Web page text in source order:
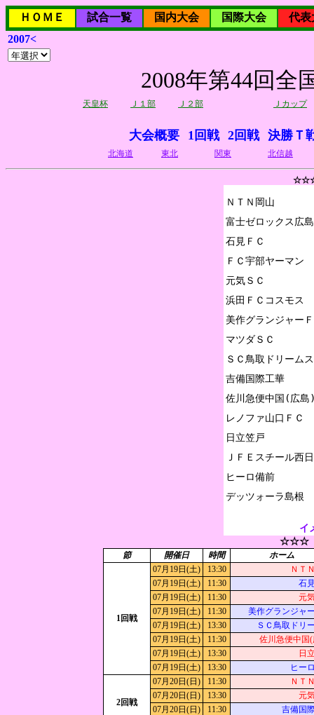
ＨＯＭＥ 試合一覧 国内大会 国際大会
代表
2007<
2008年第44回全
天皇杯 Ｊ１部 Ｊ２部 Ｊカップ
大会概要 1回戦 2回戦 決勝Ｔ
北海道 東北 関東 北信越
ＮＴＮ岡山
富士ゼロックス広島
石見ＦＣ
ＦＣ宇部ヤーマン
元気ＳＣ
浜田ＦＣコスモス
美作グランジャー
マツダＳＣ
ＳＣ鳥取ドリームス
吉備国際工華
佐川急便中国(広島
レノファ山口ＦＣ
日立笠戸
ＪＦＥスチール西
ヒーロ備前
イ
☆☆☆
節 開催日 時間 ホーム
1回戦
07月19日(土) 13:30
ＮＴ
07月19日(土)
11:30
石
07月19日(土)
11:30
元
07月19日(土)
11:30
美作グランジャ
07月19日(土)
13:30
ＳＣ鳥取ドリ
07月19日(土)
11:30
佐川急便中国
07月19日(土)
13:30
日
07月19日(土)
13:30 ヒー
2回戦
07月20日(日) 11:30
ＮＴ
07月20日(日)
13:30
元
07月20日(日)
11:30
吉備国